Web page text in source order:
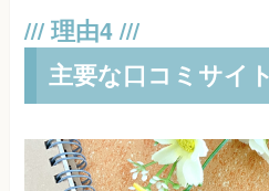
主要な口コミサイ